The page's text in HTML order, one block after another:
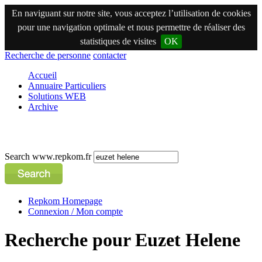
En naviguant sur notre site, vous acceptez l’utilisation de cookies
pour une navigation optimale et nous permettre de réaliser des
statistiques de visites
OK
Recherche de personne contacter
Accueil
Annuaire Particuliers
Solutions WEB
Archive
Search www.repkom.fr
Repkom Homepage
Connexion / Mon compte
Recherche pour Euzet Helene